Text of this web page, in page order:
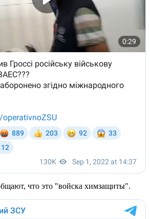
что это "войска химзащиты".